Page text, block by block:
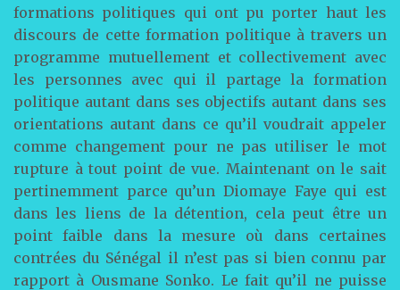
formations politiques qui ont pu porter haut les
discours de cette formation politique à travers un
programme mutuellement et collectivement avec
les personnes avec qui il partage la formation
politique autant dans ses objectifs autant dans ses
orientations autant dans ce qu’il voudrait appeler
comme changement pour ne pas utiliser le mot
rupture à tout point de vue. Maintenant on le sait
pertinemment parce qu’un Diomaye Faye qui est
dans les liens de la détention, cela peut être un
point faible dans la mesure où dans certaines
contrées du Sénégal il n’est pas si bien connu par
rapport à Ousmane Sonko. Le fait qu’il ne puisse